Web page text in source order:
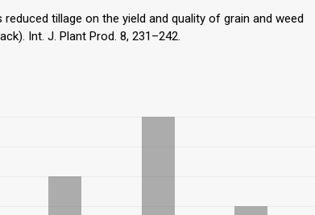
tillage on the yield and quality of grain and weed
Int. J. Plant Prod. 8, 231–242.